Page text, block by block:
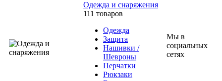
Одежда и снаряжения
111 товаров
Одежда
Защита
Нашивки /
Шевроны
Перчатки
Рюкзаки
Мы в
социальных
сетях